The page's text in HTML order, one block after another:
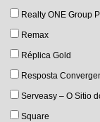
Realty ONE Group
Remax
Réplica Gold
Resposta
Serveasy – O Sitio
Square